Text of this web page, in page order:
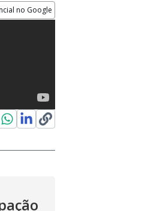
no Google